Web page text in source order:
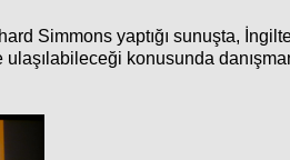
Simmons yaptığı sunuşta,
konusunda